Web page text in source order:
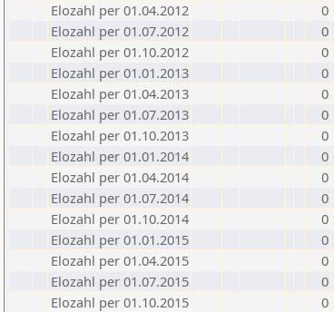
Elozahl per 01.04.2012
0
Elozahl per 01.07.2012
0
Elozahl per 01.10.2012
0
Elozahl per 01.01.2013
0
Elozahl per 01.04.2013
0
Elozahl per 01.07.2013
0
Elozahl per 01.10.2013
0
Elozahl per 01.01.2014
0
Elozahl per 01.04.2014
0
Elozahl per 01.07.2014
0
Elozahl per 01.10.2014
0
Elozahl per 01.01.2015
0
Elozahl per 01.04.2015
0
Elozahl per 01.07.2015
0
Elozahl per 01.10.2015
0